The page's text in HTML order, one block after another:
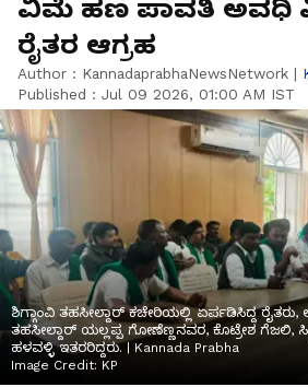
ವಿಮೆ ಹಣ ಪಾವತಿ ಅವಧಿ
ರೈತರ ಆಗ್ರಹ
Author : KannadaprabhaNewsNetwork |
Published : Jul 09 2026, 01:00 AM IST
ಶಿಗ್ಗಾಂವಿ ತಹಸೀಲ್ದಾರ್‌ ಕಚೇರಿಯಲ್ಲಿ ಏರ್ಪಡಿಸಿದ್ದ
ತಹಸೀಲ್ದಾರ್ ಯಲ್ಲಪ್ಪ ಗೋಣೆಣ್ಣನವರ, ಕೊಟ್ರೇಶ ಗೆಜಲಿ,
ಹಳವಳ್ಳಿ ಇತರರಿದ್ದರು. | Kannada Prabha
Image Credit: KP